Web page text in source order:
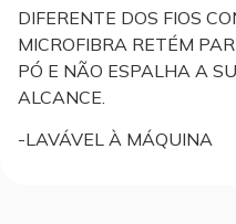
DIFERENTE DOS FIOS
MICROFIBRA RETÉM
PÓ E NÃO ESPALHA A
ALCANCE.
-LAVÁVEL À MÁQUINA